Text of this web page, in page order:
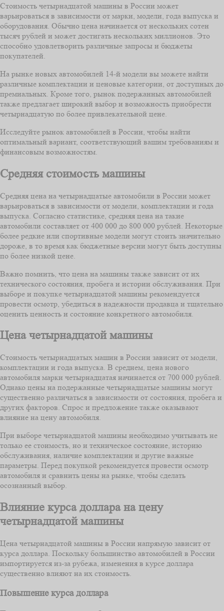
Стоимость четырнадцатой машины в России может
варьироваться в зависимости от марки, модели, года выпуска и
оборудования. Обычно цена начинается от нескольких сотен
тысяч рублей и может достигать нескольких миллионов. Это
способно удовлетворить различные запросы и бюджеты
покупателей.
На рынке новых автомобилей 14-й модели вы можете найти
различные комплектации и ценовые категории, от доступных до
премиальных. Кроме того, рынок подержанных автомобилей
также предлагает широкий выбор и возможность приобрести
четырнадцатую по более привлекательной цене.
Исследуйте рынок автомобилей в России, чтобы найти
оптимальный вариант, соответствующий вашим требованиям и
финансовым возможностям.
Средняя стоимость машины
Средняя цена на четырнадцатые автомобили в России может
варьироваться в зависимости от модели, комплектации и года
выпуска. Согласно статистике, средняя цена на такие
автомобили составляет от 400 000 до 800 000 рублей. Некоторые
более редкие или спортивные модели могут стоить значительно
дороже, в то время как бюджетные версии могут быть доступны
по более низкой цене.
Важно помнить, что цена на машины также зависит от их
технического состояния, пробега и истории обслуживания. При
выборе и покупке четырнадцатой машины рекомендуется
провести осмотр, убедиться в надежности продавца и тщательно
оценить ценность и состояние конкретного автомобиля.
Цена четырнадцатой машины
Стоимость четырнадцатых машин в России зависит от модели,
комплектации и года выпуска. В среднем, цена нового
автомобиля марки четырнадцатая начинается от 700 000 рублей.
Однако цены на подержанные четырнадцатые машины могут
существенно различаться в зависимости от состояния, пробега и
других факторов. Спрос и предложение также оказывают
влияние на цену автомобиля.
При выборе четырнадцатой машины необходимо учитывать не
только ее стоимость, но и техническое состояние, историю
обслуживания, наличие комплектации и другие важные
параметры. Перед покупкой рекомендуется провести осмотр
автомобиля и сравнить цены на рынке, чтобы сделать
осознанный выбор.
Влияние курса доллара на цену
четырнадцатой машины
Цена четырнадцатой машины в России напрямую зависит от
курса доллара. Поскольку большинство автомобилей в России
импортируется из-за рубежа, изменения в курсе доллара
существенно влияют на их стоимость.
Повышение курса доллара